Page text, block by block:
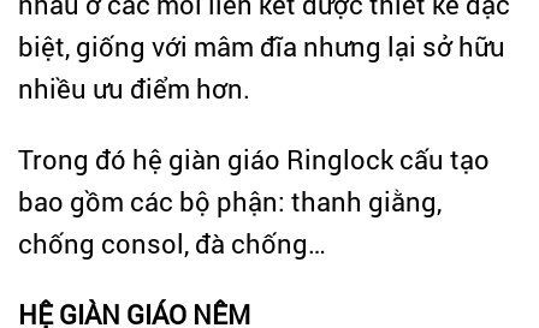
biệt, giống với mâm đĩa nhưng lại sở hữu
nhiều ưu điểm hơn.
Trong đó hệ giàn giáo Ringlock cấu tạo
bao gồm các bộ phận: thanh giằng,
chống consol, đà chống…
HỆ GIÀN GIÁO NÊM